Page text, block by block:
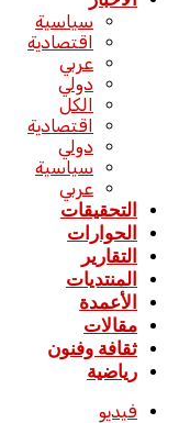
سياسية
اقتصادية
عربي
دولي
الكل
اقتصادية
دولي
سياسية
عربي
التحقيقات
الحوارات
التقارير
المنتديات
الأعمدة
مقالات
ثقافة وفنون
رياضية
فيديو